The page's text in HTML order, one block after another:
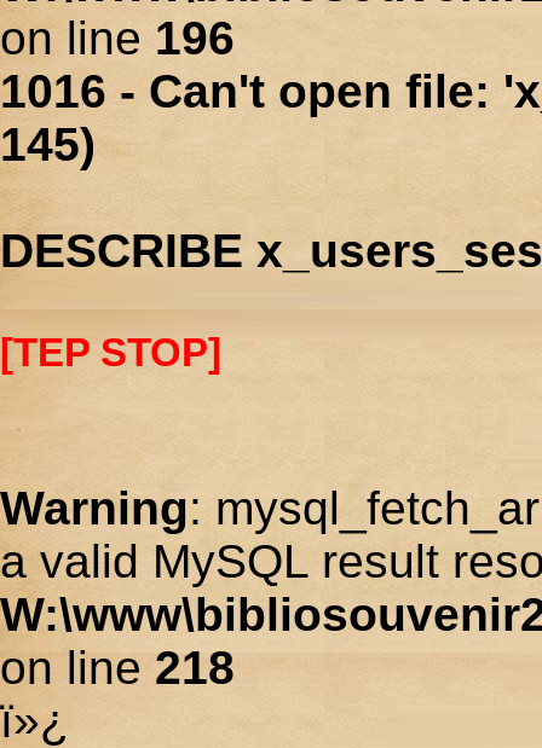
on line 196
1016 - Can't open file:
145)
DESCRIBE
[TEP STOP]
Warning:
a valid MySQL result
on line 218
ï»¿